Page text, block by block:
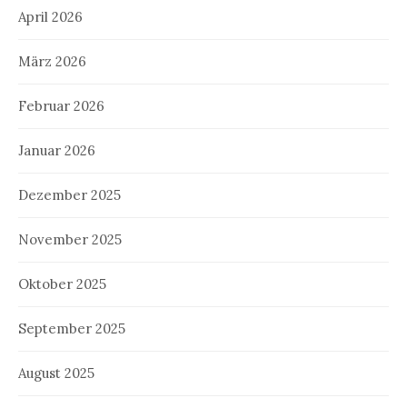
April 2026
März 2026
Februar 2026
Januar 2026
Dezember 2025
November 2025
Oktober 2025
September 2025
August 2025